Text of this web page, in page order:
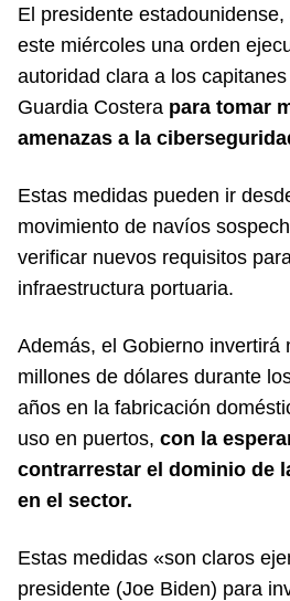
El presidente
este miércoles una orden
autoridad clara a los
Guardia Costera para tomar
amenazas a la
Estas medidas pueden ir
movimiento de navíos
verificar nuevos requisitos
infraestructura portuaria.
Además, el Gobierno invertirá
millones de dólares durante
años en la fabricación
uso en puertos, con la
contrarrestar el dominio de
en el sector.
Estas medidas «son claros
presidente (Joe Biden) para